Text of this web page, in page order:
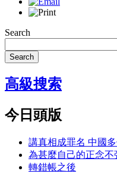
Search
Search
高級搜索
今日頭版
講真相成罪名 中國
為甚麼自己的正念不
轉錯帳之後